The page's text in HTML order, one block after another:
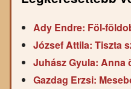
Ady Endre: Föl-
József Attila: Tiszta
Juhász Gyula: Anna
Gazdag Erzsi: